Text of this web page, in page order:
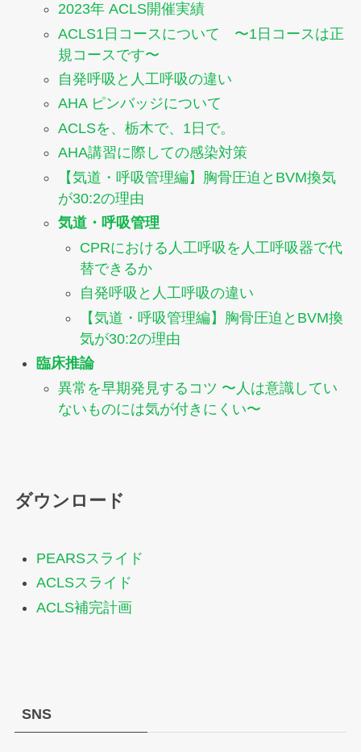
2023年 ACLS開催実績
ACLS1日コースについて 〜1日コースは正
規コースです〜
自発呼吸と人工呼吸の違い
AHA ピンバッジについて
ACLSを、栃木で、1日で。
AHA講習に際しての感染対策
【気道・呼吸管理編】胸骨圧迫とBVM換気
が30:2の理由
気道・呼吸管理
CPRにおける人工呼吸を人工呼吸器で代
替できるか
自発呼吸と人工呼吸の違い
【気道・呼吸管理編】胸骨圧迫とBVM換
気が30:2の理由
臨床推論
異常を早期発見するコツ 〜人は意識してい
ないものには気が付きにくい〜
ダウンロード
PEARSスライド
ACLSスライド
ACLS補完計画
SNS